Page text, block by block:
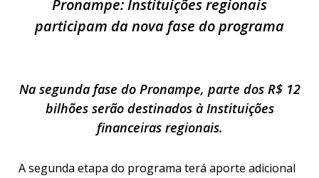
Pronampe: Instituições regionais
participam da nova fase do programa
Na segunda fase do Pronampe, parte dos R$ 12
bilhões serão destinados à Instituições
financeiras regionais.
A segunda etapa do programa terá aporte adicional